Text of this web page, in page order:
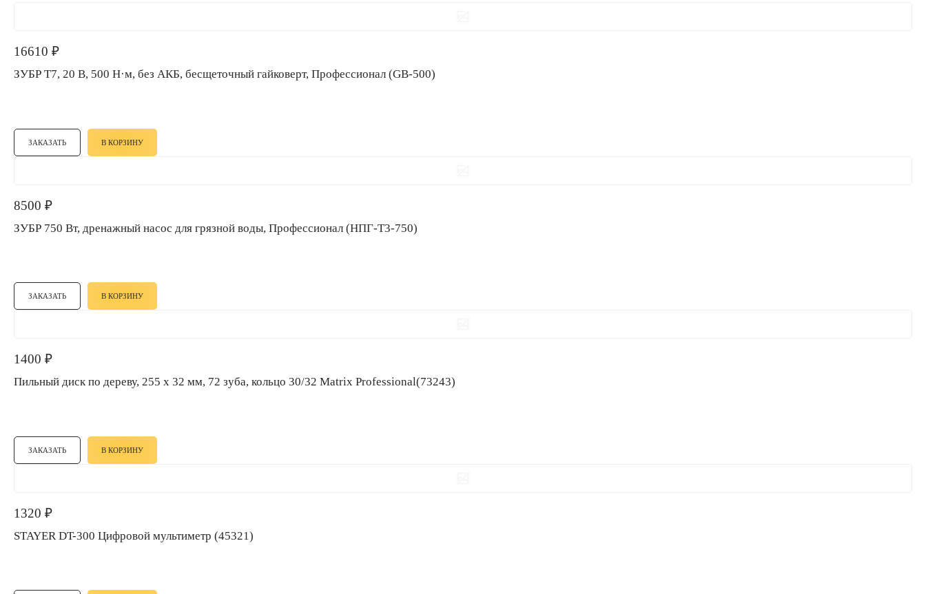
16610 ₽
ЗУБР Т7, 20 В, 500 Н·м, без АКБ, бесщеточный гайковерт, Профессионал (GB-500)
ЗАКАЗАТЬ В КОРЗИНУ
8500 ₽
ЗУБР 750 Вт, дренажный насос для грязной воды, Профессионал (НПГ-Т3-750)
ЗАКАЗАТЬ В КОРЗИНУ
1400 ₽
Пильный диск по дереву, 255 х 32 мм, 72 зуба, кольцо 30/32 Matrix Professional(73243)
ЗАКАЗАТЬ В КОРЗИНУ
1320 ₽
STAYER DT-300 Цифровой мультиметр (45321)